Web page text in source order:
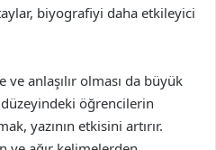
biyografiyi daha etkileyici
anlaşılır olması da büyük
düzeyindeki öğrencilerin
yazının etkisini artırır.